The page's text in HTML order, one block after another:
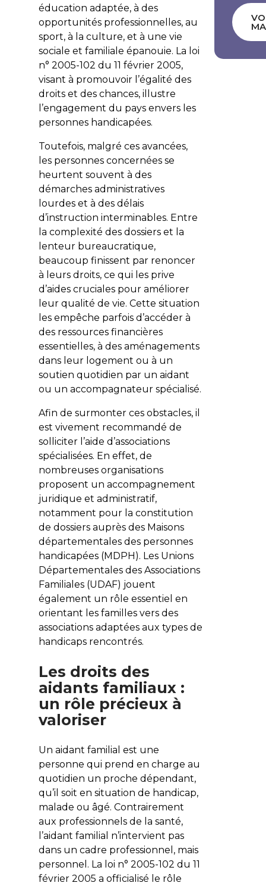
éducation adaptée, à des
opportunités professionnelles, au
sport, à la culture, et à une vie
sociale et familiale épanouie. La loi
n° 2005-102 du 11 février 2005,
visant à promouvoir l’égalité des
droits et des chances, illustre
l’engagement du pays envers les
personnes handicapées.
Toutefois, malgré ces avancées,
les personnes concernées se
heurtent souvent à des
démarches administratives
lourdes et à des délais
d’instruction interminables. Entre
la complexité des dossiers et la
lenteur bureaucratique,
beaucoup finissent par renoncer
à leurs droits, ce qui les prive
d’aides cruciales pour améliorer
leur qualité de vie. Cette situation
les empêche parfois d’accéder à
des ressources financières
essentielles, à des aménagements
dans leur logement ou à un
soutien quotidien par un aidant
ou un accompagnateur spécialisé.
Afin de surmonter ces obstacles, il
est vivement recommandé de
solliciter l’aide d’associations
spécialisées. En effet, de
nombreuses organisations
proposent un accompagnement
juridique et administratif,
notamment pour la constitution
de dossiers auprès des Maisons
départementales des personnes
handicapées (MDPH). Les Unions
Départementales des Associations
Familiales (UDAF) jouent
également un rôle essentiel en
orientant les familles vers des
associations adaptées aux types de
handicaps rencontrés.
Les droits des
aidants familiaux :
un rôle précieux à
valoriser
Un aidant familial est une
personne qui prend en charge au
quotidien un proche dépendant,
qu’il soit en situation de handicap,
malade ou âgé. Contrairement
aux professionnels de la santé,
l’aidant familial n’intervient pas
dans un cadre professionnel, mais
personnel. La loi n° 2005-102 du 11
février 2005 a officialisé le rôle